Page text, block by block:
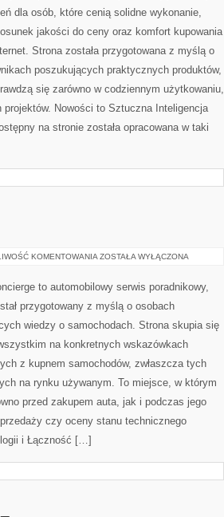
dla osób, które cenią solidne wykonanie,
jakości do ceny oraz komfort kupowania
Strona została przygotowana z myślą o
poszukujących praktycznych produktów,
się zarówno w codziennym użytkowaniu,
Nowości to Sztuczna Inteligencja
na stronie została opracowana w taki
KOMENTOWANIA MOTORYZACJA
ZOSTAŁA WYŁĄCZONA
to automobilowy serwis poradnikowy,
przygotowany z myślą o osobach
wiedzy o samochodach. Strona skupia się
na konkretnych wskazówkach
z kupnem samochodów, zwłaszcza tych
na rynku używanym. To miejsce, w którym
przed zakupem auta, jak i podczas jego
czy oceny stanu technicznego
i Łączność […]